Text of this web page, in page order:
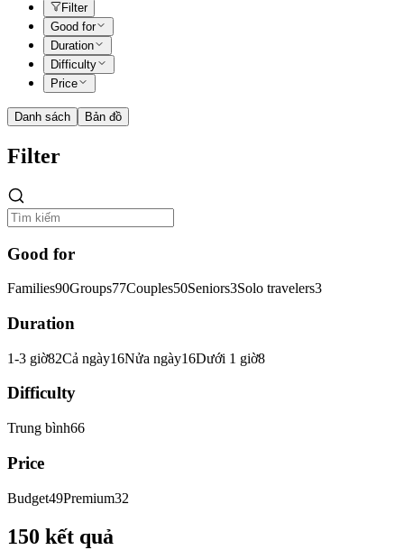
Filter
Good for
Duration
Difficulty
Price
Danh sách Bản đồ
Filter
Good for
Families90Groups77Couples50Seniors3Solo travelers3
Duration
1-3 giờ82Cả ngày16Nửa ngày16Dưới 1 giờ8
Difficulty
Trung bình66
Price
Budget49Premium32
150 kết quả